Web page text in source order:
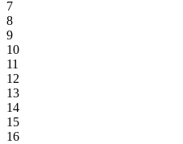
7
8
9
10
11
12
13
14
15
16